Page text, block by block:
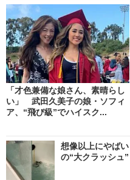
「才色兼備な娘さん、素晴らし
い」 武田久美子の娘・ソフィ
ア、“飛び級”でハイスク...
想像以上にやば
の“大クラッシュ